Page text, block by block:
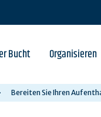
Bucht Organisieren
Bereiten Sie Ihren